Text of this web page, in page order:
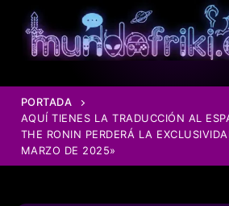
contenido
PORTADA
AQUÍ TIENES LA TRADUCCIÓN AL
THE RONIN PERDERÁ LA
MARZO DE 2025»